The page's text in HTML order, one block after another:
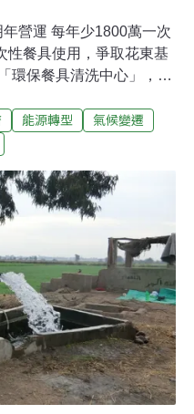
營運 每年少1800萬一次
性餐具使用，爭取花東基
環保餐具清洗中心」，將
透過清洗運送流程，每年
，降低垃圾及回收量之
有望在明（2025）年中
工廠火警竄濃煙 環局通
光興街某二手家具工廠
竄天際，警消出動逾百
積825平方公尺，所幸無
北市環保局也依大氣模擬
土城、三峽、新店、板橋
央社、中央社報導）
能源轉型
氣候變遷